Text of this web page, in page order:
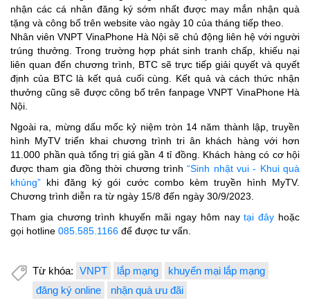
nhận các cá nhân đăng ký sớm nhất được may mắn nhận quà
tặng và công bố trên website vào ngày 10 của tháng tiếp theo.
Nhân viên VNPT VinaPhone Hà Nội sẽ chủ động liên hệ với người
trúng thưởng. Trong trường hợp phát sinh tranh chấp, khiếu nại
liên quan đến chương trình, BTC sẽ trực tiếp giải quyết và quyết
định của BTC là kết quả cuối cùng. Kết quả và cách thức nhận
thưởng cũng sẽ được công bố trên fanpage VNPT VinaPhone Hà
Nội.
Ngoài ra, mừng dấu mốc kỷ niệm tròn 14 năm thành lập, truyền
hình MyTV triển khai chương trình tri ân khách hàng với hơn
11.000 phần quà tổng trị giá gần 4 tỉ đồng. Khách hàng có cơ hội
được tham gia đồng thời chương trình“Sinh nhật vui - Khui quà
khủng” khi đăng ký gói cước combo kèm truyền hình MyTV.
Chương trình diễn ra từ ngày 15/8 đến ngày 30/9/2023.
Tham gia chương trình khuyến mãi ngay hôm naytại đây hoặc
gọi hotline 085.585.1166 để được tư vấn.
Từ khóa: VNPT lắp mạng
khuyến mại lắp mạng
đăng ký online
nhận quà ưu đãi